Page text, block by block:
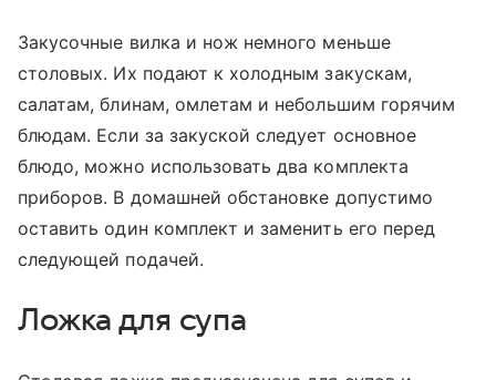
Закусочные вилка и нож немного меньше
столовых. Их подают к холодным закускам,
салатам, блинам, омлетам и небольшим горячим
блюдам. Если за закуской следует основное
блюдо, можно использовать два комплекта
приборов. В домашней обстановке допустимо
оставить один комплект и заменить его перед
следующей подачей.
Ложка для супа